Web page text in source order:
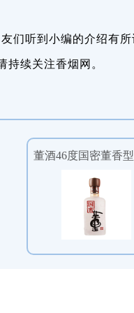
们听到小编的介绍有所
续关注香烟网。